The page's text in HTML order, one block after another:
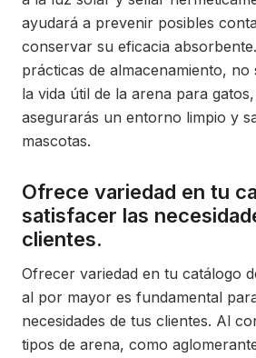
ayudará a prevenir posibles
conservar su eficacia
prácticas de almacenamiento,
la vida útil de la arena para
asegurarás un entorno limpio y
mascotas.
Ofrece variedad en tu
satisfacer las
clientes.
Ofrecer variedad en tu catálogo
al por mayor es fundamental
necesidades de tus clientes. Al
tipos de arena, como